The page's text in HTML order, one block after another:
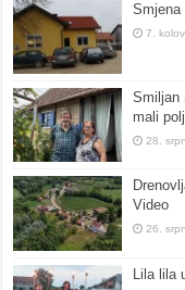
Smjena
7.
Smiljan
mali
28.
Video
26.
Lila lila